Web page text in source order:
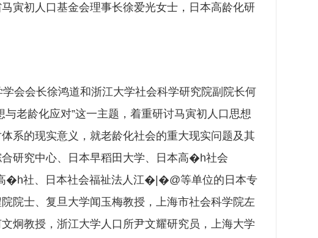
寅初人口基金会理事长徐爱光女士，日本高龄化研
会会长徐鸿道和浙江大学社会科学研究院副院长何
老龄化应对”这一主题，着重研讨马寅初人口思想
系的现实意义，就老龄化社会的重大现实问题及其
研究中心、日本早稻田大学、日本高�h社会
社、日本社会福祉法人江�|�@等单位的日本专
院士、复旦大学闻玉梅教授，上海市社会科学院左
炯教授，浙江大学人口所尹文耀研究员，上海大学